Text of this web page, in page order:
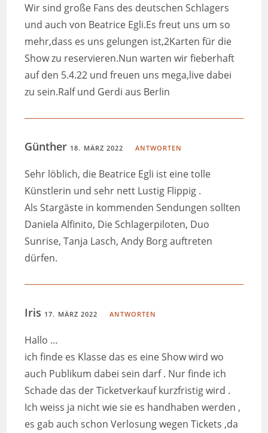
Wir sind große Fans des deutschen Schlagers
und auch von Beatrice Egli.Es freut uns um so
mehr,dass es uns gelungen ist,2Karten für die
Show zu reservieren.Nun warten wir fieberhaft
auf den 5.4.22 und freuen uns mega,live dabei
zu sein.Ralf und Gerdi aus Berlin
Günther 18. MÄRZ 2022 ANTWORTEN
Sehr löblich, die Beatrice Egli ist eine tolle
Künstlerin und sehr nett Lustig Flippig .
Als Stargäste in kommenden Sendungen sollten
Daniela Alfinito, Die Schlagerpiloten, Duo
Sunrise, Tanja Lasch, Andy Borg auftreten
dürfen.
Iris 17. MÄRZ 2022 ANTWORTEN
Hallo …
ich finde es Klasse das es eine Show wird wo
auch Publikum dabei sein darf . Nur finde ich
Schade das der Ticketverkauf kurzfristig wird .
Ich weiss ja nicht wie sie es handhaben werden ,
es gab auch schon Verlosung wegen Tickets ,da